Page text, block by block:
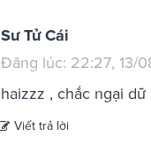
Sư Tử Cái
Đăng lúc: 22:27, 13/
haizzz , chắc ngại dữ
Viết trả lời